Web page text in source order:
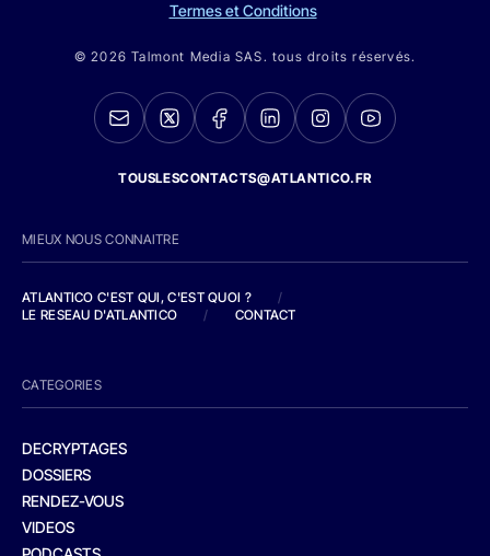
Termes et Conditions
© 2026 Talmont Media SAS. tous droits réservés.
TOUSLESCONTACTS@ATLANTICO.FR
MIEUX NOUS CONNAITRE
ATLANTICO C'EST QUI, C'EST QUOI ?
/
LE RESEAU D'ATLANTICO
/ CONTACT
CATEGORIES
DECRYPTAGES
DOSSIERS
RENDEZ-VOUS
VIDEOS